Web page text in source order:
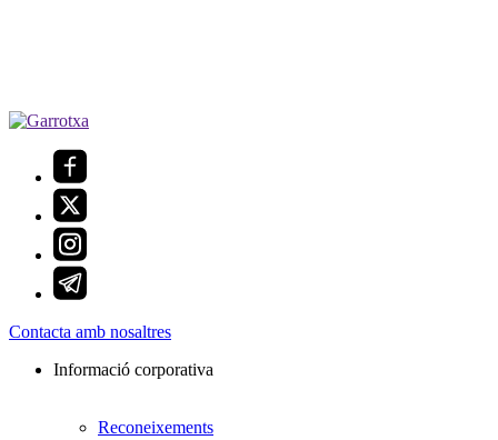
Contacta amb nosaltres
Informació corporativa
Reconeixements